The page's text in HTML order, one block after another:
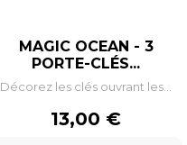
MAGIC OCEAN - 3
PORTE-CLÉS...
Décorez les clés ouvrant les...
Prix
13,00 €